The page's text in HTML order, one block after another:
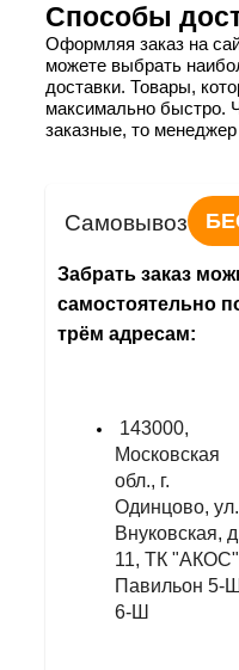
Способы
Оформляя заказ на
можете выбрать
доставки. Товары,
максимально быстро.
заказные, то менеджер
Самовывоз
Забрать заказ
самостоятельно
трём адресам:
143000,
Московская
обл., г.
Одинцово, ул.
Внуковская,
11, ТК "АКОС"
Павильон 5-
6-Ш